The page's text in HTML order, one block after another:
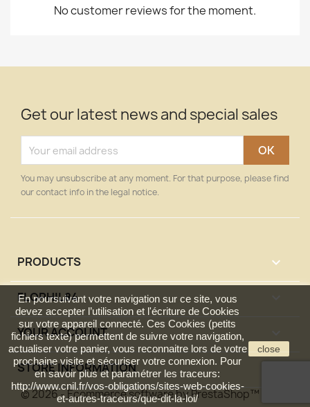
En poursuivant votre navigation sur ce site, vous
devez accepter l’utilisation et l'écriture de Cookies
sur votre appareil connecté. Ces Cookies (petits
fichiers texte) permettent de suivre votre navigation,
actualiser votre panier, vous reconnaitre lors de votre
prochaine visite et sécuriser votre connexion. Pour
en savoir plus et paramétrer les traceurs:
http://www.cnil.fr/vos-obligations/sites-web-cookies-
et-autres-traceurs/que-dit-la-loi/
close
No customer reviews for the moment.
Get our latest news and special sales
You may unsubscribe at any moment. For that purpose, please find
our contact info in the legal notice.
PRODUCTS 
FLOPHIL84
YOUR ACCOUNT
STORE INFORMATION
© 2026 - Ecommerce software by PrestaShop™